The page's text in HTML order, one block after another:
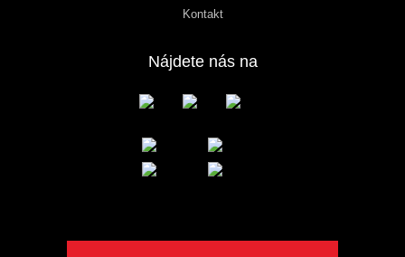
Kontakt
Nájdete nás na